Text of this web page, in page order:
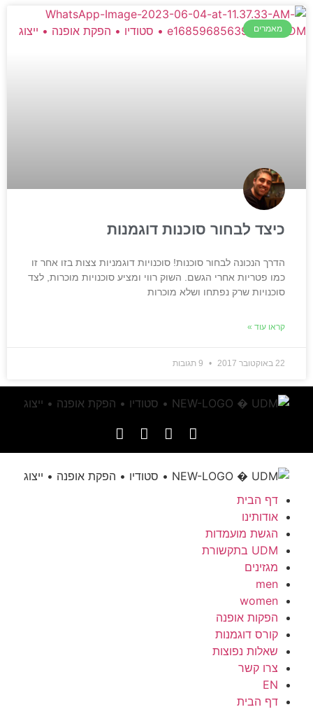
מאמרים
כיצד לבחור סוכנות דוגמנות
הדרך הנכונה לבחור סוכנות! סוכנויות דוגמניות צצות בזו אחר זו
כמו פטריות אחרי הגשם. השוק רווי ומציע סוכנויות מוכרות, לצד
סוכנויות שרק נפתחו ושלא מוכרות
קראו עוד »
22 באוקטובר 2017
דף הבית
אודותינו
הגשת מועמדות
UDM בתקשורת
מגזינים
men
women
הפקות אופנה
קורס דוגמנות
שאלות נפוצות
צרו קשר
EN
דף הבית